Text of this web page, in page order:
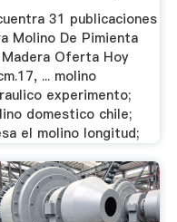
31 publicaciones
Molino De Pimienta
Madera Oferta Hoy
... molino
experimento;
domestico chile;
el molino longitud;